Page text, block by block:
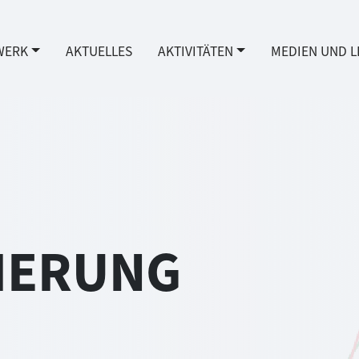
AKTUELLES AKTIVITÄTEN MEDIEN UND